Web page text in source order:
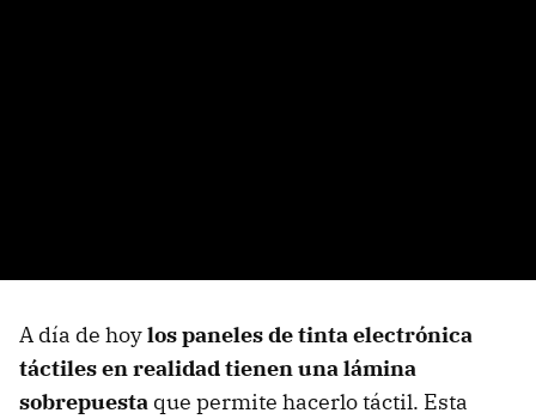
A día de hoylos paneles de tinta electrónica
táctiles en realidad tienen una lámina
sobrepuesta que permite hacerlo táctil. Esta